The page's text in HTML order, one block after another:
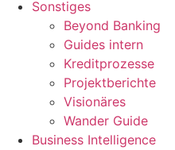
Sonstiges
Beyond Banking
Guides intern
Kreditprozesse
Projektberichte
Visionäres
Wander Guide
Business Intelligence